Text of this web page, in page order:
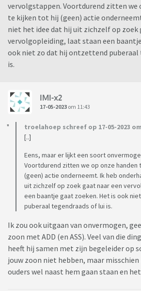
vervolgstappen. Voortdurend zitten we
te kijken tot hij (geen) actie
niet het idee dat hij uit zichzelf op zoek
vervolgopleiding, laat staan een
ook niet zo dat hij ontzettend puberaal
is.
IMI-x2
17-05-2023 om 11:43
troelahoep schreef op 17-05-2023
[..]
Eens, maar er lijkt een soort
Voortdurend zitten we op onze handen
(geen) actie onderneemt. Ik heb
uit zichzelf op zoek gaat naar een
een baantje gaat zoeken. Het is ook
puberaal tegendraads of lui is.
Ik zou ook uitgaan van onvermogen,
zoon met ADD (en ASS). Veel van die
heeft hij samen met zijn begeleider op
jouw zoon niet hebben, maar
ouders wel naast hem gaan staan en